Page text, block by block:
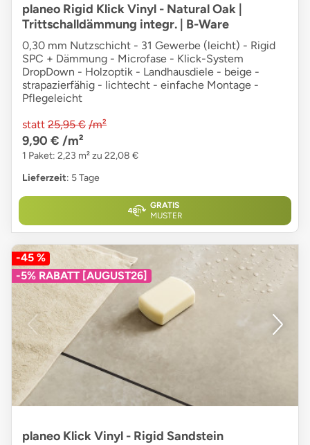
planeo Rigid Klick Vinyl - Natural Oak |
Trittschalldämmung integr. | B-Ware
0,30 mm Nutzschicht - 31 Gewerbe (leicht) - Rigid
SPC + Dämmung - Microfase - Klick-System
DropDown - Holzoptik - Landhausdiele - beige -
strapazierfähig - lichtecht - einfache Montage -
Pflegeleicht
statt 25,95 € /m²
9,90 € /m²
1 Paket: 2,23 m² zu 22,08 €
Lieferzeit: 5 Tage
GRATIS
MUSTER
-45 %
-5% RABATT [AUGUST26]
planeo Klick Vinyl - Rigid Sandstein